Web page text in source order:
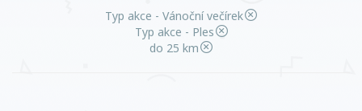
Založit účet
Typ akce - Vánoční večírek
Typ akce - Ples
do 25 km